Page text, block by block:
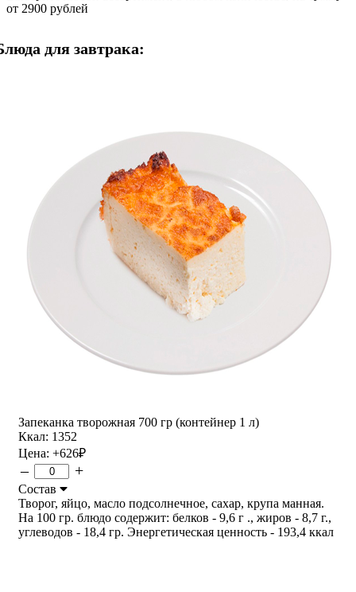
от 2900 рублей
для завтрака:
Запеканка творожная 700 гр (контейнер 1 л)
Ккал: 1352
Цена: +626₽
– +
Состав
Творог, яйцо, масло подсолнечное, сахар, крупа манная.
На 100 гр. блюдо содержит: белков - 9,6 г ., жиров - 8,7 г.,
углеводов - 18,4 гр. Энергетическая ценность - 193,4 ккал